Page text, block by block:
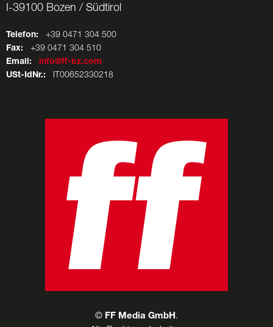
I-39100 Bozen / Südtirol
Telefon: +39 0471 304 500
Fax: +39 0471 304 510
Email:
info@ff-bz.com
USt-IdNr.: IT00652330218
© FF Media GmbH.